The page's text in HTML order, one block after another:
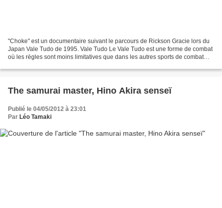
"Choke" est un documentaire suivant le parcours de Rickson Gracie lors du
Japan Vale Tudo de 1995. Vale Tudo Le Vale Tudo est une forme de combat
où les règles sont moins limitatives que dans les autres sports de combat
The samurai master, Hino Akira senseï
Publié le 04/05/2012 à 23:01
Par Léo Tamaki